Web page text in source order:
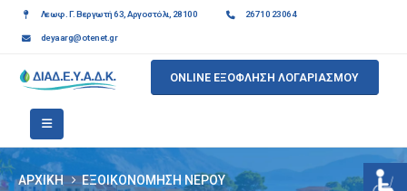
Λεωφ. Γ. Βεργωτή 63, Αργοστόλι, 28100 26710 23064
deyaarg@otenet.gr
ONLINE ΕΞΟΦΛΗΣΗ ΛΟΓΑΡΙΑΣΜΟΥ
ΑΡΧΙΚΉ ΕΞΟΙΚΟΝΌΜΗΣΗ ΝΕΡΟΎ